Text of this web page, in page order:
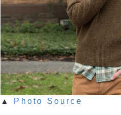
▲ Photo Source